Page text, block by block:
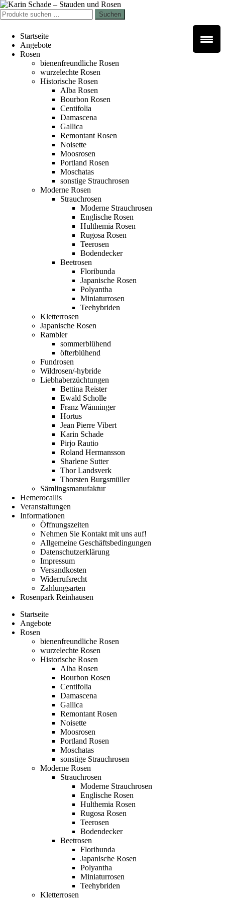
Zur
Navigation
springen
Zum
Inhalt
springen
Suchen
nach:
Suchen
Startseite
Angebote
Rosen
bienenfreundliche Rosen
wurzelechte Rosen
Historische Rosen
Alba Rosen
Bourbon Rosen
Centifolia
Damascena
Gallica
Remontant Rosen
Noisette
Moosrosen
Portland Rosen
Moschatas
sonstige Strauchrosen
Moderne Rosen
Strauchrosen
Moderne Strauchrosen
Englische Rosen
Hulthemia Rosen
Rugosa Rosen
Teerosen
Bodendecker
Beetrosen
Floribunda
Japanische Rosen
Polyantha
Miniaturrosen
Teehybriden
Kletterrosen
Japanische Rosen
Rambler
sommerblühend
öfterblühend
Fundrosen
Wildrosen/-hybride
Liebhaberzüchtungen
Bettina Reister
Ewald Scholle
Franz Wänninger
Hortus
Jean Pierre Vibert
Karin Schade
Pirjo Rautio
Roland Hermansson
Sharlene Sutter
Thor Landsverk
Thorsten Burgsmüller
Sämlingsmanufaktur
Hemerocallis
Veranstaltungen
Informationen
Öffnungszeiten
Nehmen Sie Kontakt mit uns auf!
Allgemeine Geschäftsbedingungen
Datenschutzerklärung
Impressum
Versandkosten
Widerrufsrecht
Zahlungsarten
Rosenpark Reinhausen
Startseite
Angebote
Rosen
bienenfreundliche Rosen
wurzelechte Rosen
Historische Rosen
Alba Rosen
Bourbon Rosen
Centifolia
Damascena
Gallica
Remontant Rosen
Noisette
Moosrosen
Portland Rosen
Moschatas
sonstige Strauchrosen
Moderne Rosen
Strauchrosen
Moderne Strauchrosen
Englische Rosen
Hulthemia Rosen
Rugosa Rosen
Teerosen
Bodendecker
Beetrosen
Floribunda
Japanische Rosen
Polyantha
Miniaturrosen
Teehybriden
Kletterrosen